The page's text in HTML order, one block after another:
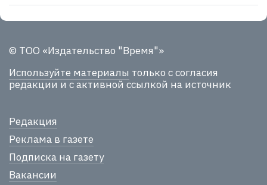
© ТОО «Издательство "Время"»
Используйте материалы только с согласия
редакции и с активной ссылкой на источник
Редакция
Реклама в газете
Подписка на газету
Вакансии